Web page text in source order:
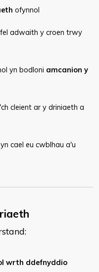
ofynnol
adwaith y croen trwy
yn bodloni amcanion y
cleient ar y driniaeth a
cael eu cwblhau a'u
wrth ddefnyddio